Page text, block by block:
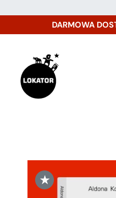
do
DARMOWA
★